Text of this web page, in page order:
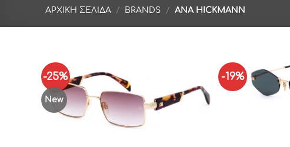
ΑΡΧΙΚΉ ΣΕΛΊΔΑ / BRANDS / ANA HICKMANN
-25%
New
-19%